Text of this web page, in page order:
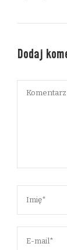
Dodaj